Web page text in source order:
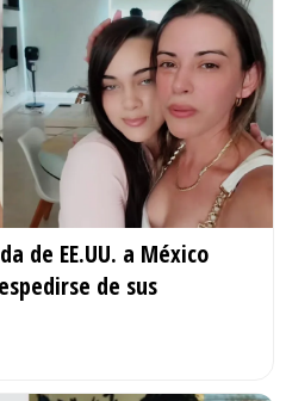
de EE.UU. a México
de sus